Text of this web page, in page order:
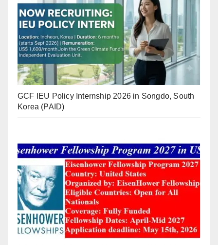
GCF IEU Policy Internship 2026 in Songdo, South
Korea (PAID)